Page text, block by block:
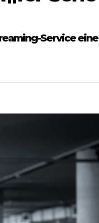
Service eine